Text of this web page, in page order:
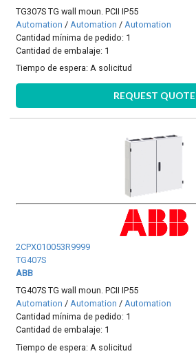
TG307S TG wall moun. PCII IP55
Automation / Automation / Automation
Cantidad mínima de pedido: 1
Cantidad de embalaje: 1
Tiempo de espera:A solicitud
REQUEST QUOTE
2CPX010053R9999
TG407S
ABB
TG407S TG wall moun. PCII IP55
Automation /Automation /Automation
Cantidad mínima de pedido: 1
Cantidad de embalaje: 1
Tiempo de espera: A solicitud